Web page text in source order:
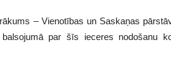
– Vienotības un Saskaņas
par šīs ieceres nodošanu